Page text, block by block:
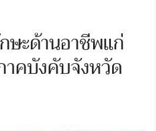
ษะด้านอาชีพแก่
าคบังคับจังหวัด